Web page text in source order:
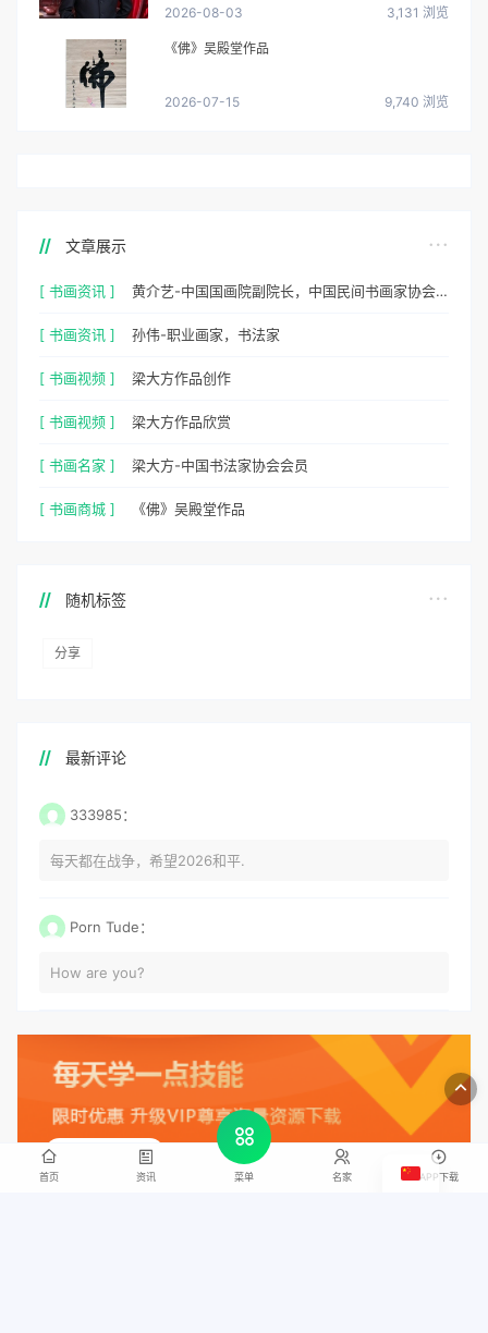
2026-08-03 3,131 浏览
《佛》吴殿堂作品
2026-07-15 9,740 浏览
文章展示
[ 书画资讯 ] 黄介艺-中国国画院副院长，中国民间书画家协会副主席
[ 书画资讯 ] 孙伟-职业画家，书法家
[ 书画视频 ] 梁大方作品创作
[ 书画视频 ] 梁大方作品欣赏
[ 书画名家 ] 梁大方-中国书法家协会会员
[ 书画商城 ] 《佛》吴殿堂作品
随机标签
分享
最新评论
333985：
每天都在战争，希望2026和平.
Porn Tude：
How are you?
立即升级VIP
首页 资讯 菜单 名家 APP下载